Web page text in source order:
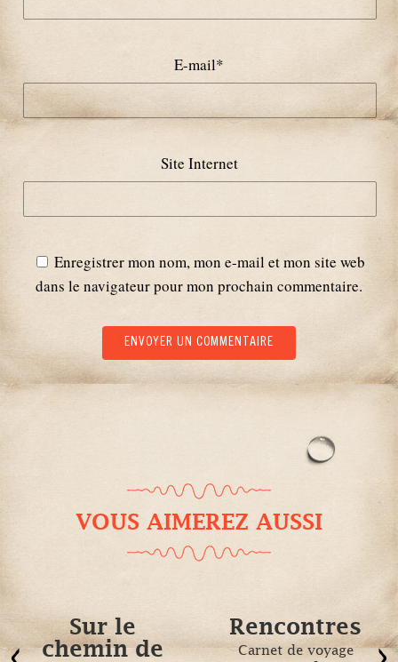
E-mail*
Site Internet
Enregistrer mon nom, mon e-mail et mon site web
dans le navigateur pour mon prochain commentaire.
VOUS AIMEREZ AUSSI
Sur le
chemin de
Rencontres
Carnet de voyage